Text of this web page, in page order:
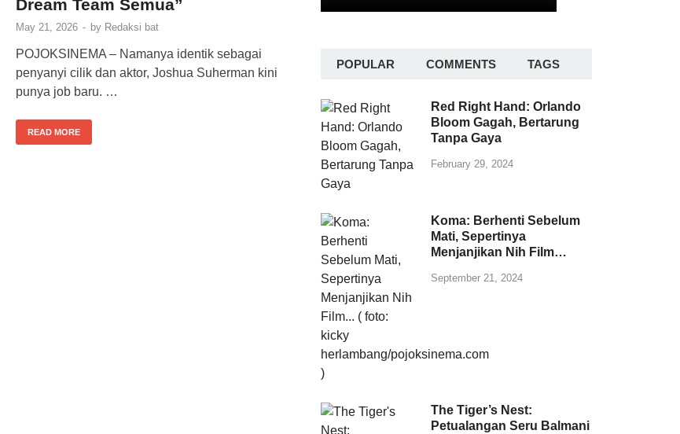
Dream Team Semua”
May 21, 2026 - by Redaksi bat
POJOKSINEMA – Namanya identik sebagai
penyanyi cilik dan aktor, Joshua Suherman kini
punya job baru. …
READ MORE
POPULAR COMMENTS TAGS
Red Right Hand: Orlando
Bloom Gagah, Bertarung
Tanpa Gaya
February 29, 2024
Koma: Berhenti Sebelum
Mati, Sepertinya
Menjanjikan Nih Film…
September 21, 2024
The Tiger’s Nest:
Petualangan Seru Balmani